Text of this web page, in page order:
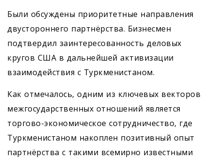
Были обсуждены приоритетные направления
двустороннего партнёрства. Бизнесмен
подтвердил заинтересованность деловых
кругов США в дальнейшей активизации
взаимодействия с Туркменистаном.
Как отмечалось, одним из ключевых векторов
межгосударственных отношений является
торгово-экономическое сотрудничество, где
Туркменистаном накоплен позитивный опыт
партнёрства с такими всемирно известными